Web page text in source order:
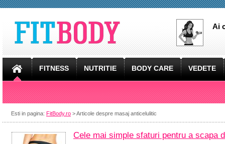
Ai
FITNESS NUTRITIE BODY CARE VEDETE
Esti in pagina: FitBody.ro > Articole despre masaj anticelulitic
Cele mai simple sfaturi pentru a scapa